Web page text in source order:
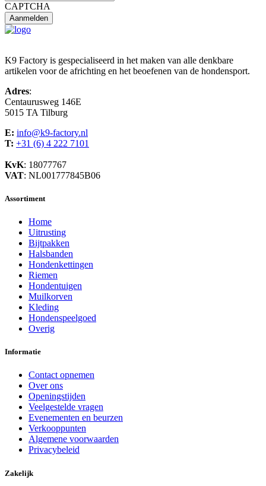
CAPTCHA
K9 Factory is gespecialiseerd in het maken van alle denkbare
artikelen voor de africhting en het beoefenen van de hondensport.
Adres:
Centaurusweg 146E
5015 TA Tilburg
E: info@k9-factory.nl
T: +31 (6) 4 222 7101
KvK: 18077767
VAT: NL001777845B06
Assortiment
Home
Uitrusting
Bijtpakken
Halsbanden
Hondenkettingen
Riemen
Hondentuigen
Muilkorven
Kleding
Hondenspeelgoed
Overig
Informatie
Contact opnemen
Over ons
Openingstijden
Veelgestelde vragen
Evenementen en beurzen
Verkooppunten
Algemene voorwaarden
Privacybeleid
Zakelijk